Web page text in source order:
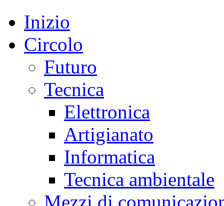
Inizio
Circolo
Futuro
Tecnica
Elettronica
Artigianato
Informatica
Tecnica ambientale